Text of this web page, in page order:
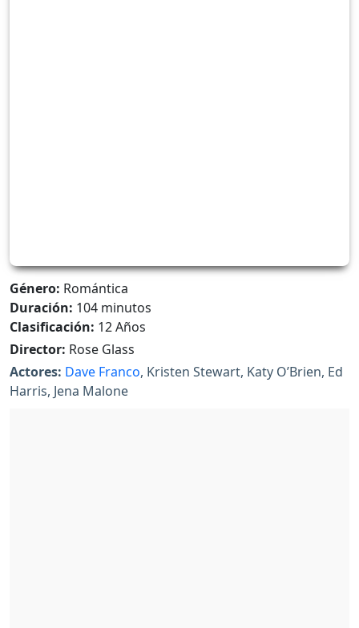
Género: Romántica
Duración: 104 minutos
Clasificación: 12 Años
Director: Rose Glass
Actores: Dave Franco, Kristen Stewart, Katy O’Brien, Ed
Harris, Jena Malone